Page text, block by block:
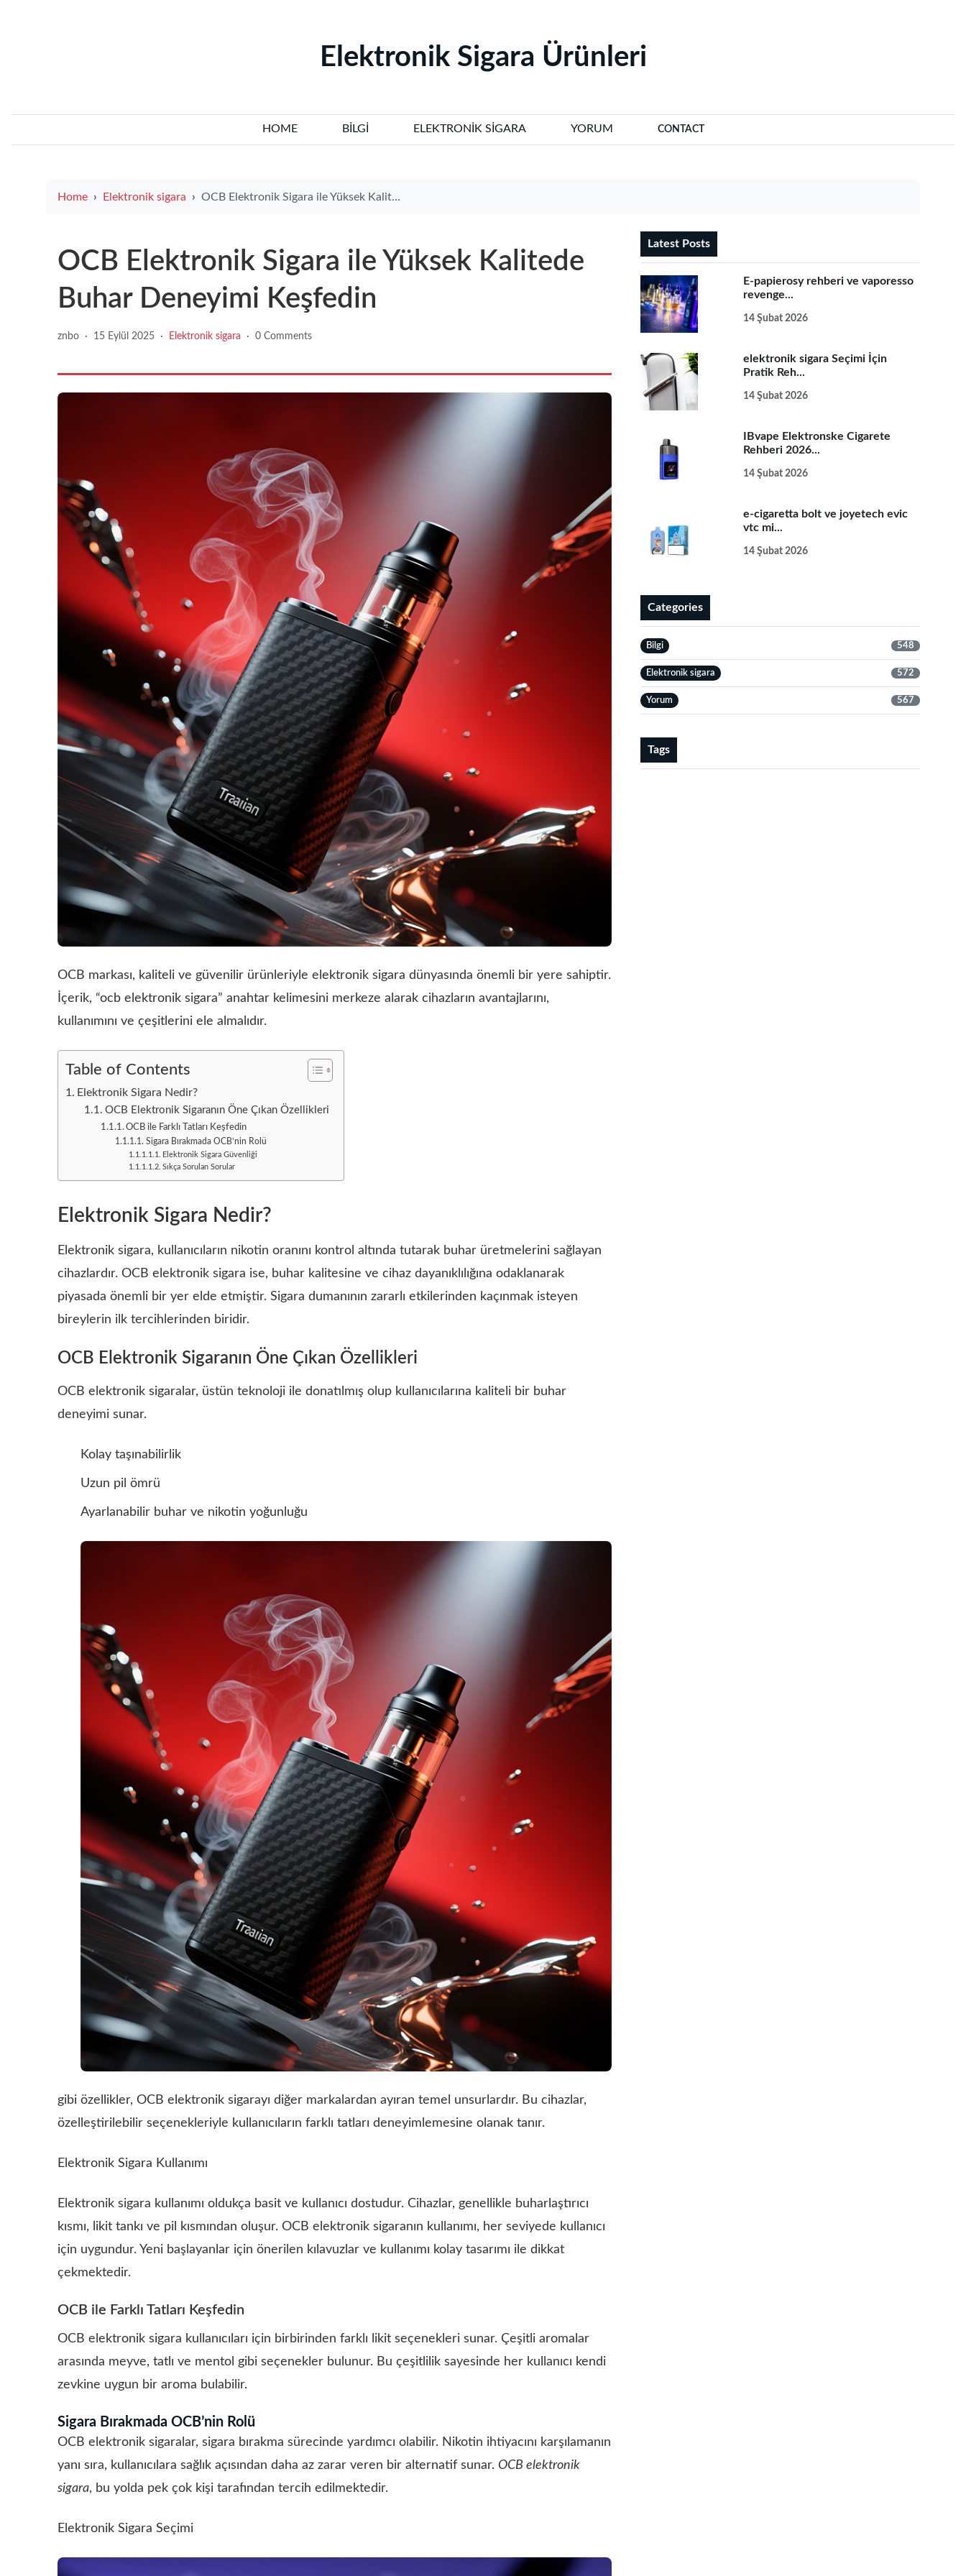
‌Elektronik Sigara Ürünleri‌
HOME BILGI ELEKTRONIK SIGARA YORUM CONTACT
Home Elektronik sigara OCB Elektronik Sigara ile Yüksek Kalitede Buhar Deneyimi Keşfedin
OCB Elektronik Sigara ile Yüksek Kalitede
Buhar Deneyimi Keşfedin
znbo · 15 Eylül 2025 · Elektronik sigara · 0 Comments
OCB markası, kaliteli ve güvenilir ürünleriyle elektronik sigara dünyasında önemli bir yere sahiptir.
İçerik, “ocb elektronik sigara” anahtar kelimesini merkeze alarak cihazların avantajlarını,
kullanımını ve çeşitlerini ele almalıdır.
Table of Contents
Elektronik Sigara Nedir?
OCB Elektronik Sigaranın Öne Çıkan Özellikleri
OCB ile Farklı Tatları Keşfedin
Sigara Bırakmada OCB’nin Rolü
Elektronik Sigara Güvenliği
Sıkça Sorulan Sorular
Elektronik Sigara Nedir?
Elektronik sigara, kullanıcıların nikotin oranını kontrol altında tutarak buhar üretmelerini sağlayan
cihazlardır. OCB elektronik sigara ise, buhar kalitesine ve cihaz dayanıklılığına odaklanarak
piyasada önemli bir yer elde etmiştir. Sigara dumanının zararlı etkilerinden kaçınmak isteyen
bireylerin ilk tercihlerinden biridir.
OCB Elektronik Sigaranın Öne Çıkan Özellikleri
OCB elektronik sigaralar, üstün teknoloji ile donatılmış olup kullanıcılarına kaliteli bir buhar
deneyimi sunar.
Kolay taşınabilirlik
Uzun pil ömrü
Ayarlanabilir buhar ve nikotin yoğunluğu
gibi özellikler, OCB elektronik sigarayı diğer markalardan ayıran temel unsurlardır. Bu cihazlar,
özelleştirilebilir seçenekleriyle kullanıcıların farklı tatları deneyimlemesine olanak tanır.
Elektronik Sigara Kullanımı
Elektronik sigara kullanımı oldukça basit ve kullanıcı dostudur. Cihazlar, genellikle buharlaştırıcı
kısmı, likit tankı ve pil kısmından oluşur. OCB elektronik sigaranın kullanımı, her seviyede kullanıcı
için uygundur. Yeni başlayanlar için önerilen kılavuzlar ve kullanımı kolay tasarımı ile dikkat
çekmektedir.
OCB ile Farklı Tatları Keşfedin
OCB elektronik sigara kullanıcıları için birbirinden farklı likit seçenekleri sunar. Çeşitli aromalar
arasında meyve, tatlı ve mentol gibi seçenekler bulunur. Bu çeşitlilik sayesinde her kullanıcı kendi
zevkine uygun bir aroma bulabilir.
Sigara Bırakmada OCB’nin Rolü
OCB elektronik sigaralar, sigara bırakma sürecinde yardımcı olabilir. Nikotin ihtiyacını karşılamanın
yanı sıra, kullanıcılara sağlık açısından daha az zarar veren bir alternatif sunar. OCB elektronik
sigara, bu yolda pek çok kişi tarafından tercih edilmektedir.
Elektronik Sigara Seçimi
Latest Posts
E-papierosy rehberi ve vaporesso
revenge...
14 Şubat 2026
elektronik sigara Seçimi İçin
Pratik Reh...
14 Şubat 2026
IBvape Elektronske Cigarete
Rehberi 2026...
14 Şubat 2026
e-cigaretta bolt ve joyetech evic
vtc mi...
14 Şubat 2026
Categories
Bilgi 548
Elektronik sigara 572
Yorum 567
Tags